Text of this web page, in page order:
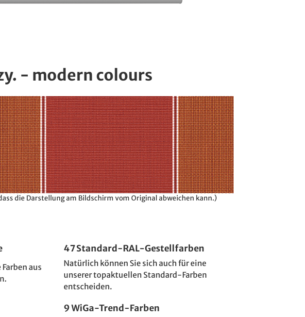
- modern colours
die Darstellung am Bildschirm vom Original abweichen kann.)
aus
47 Standard-RAL-Gestellfarben
Natürlich können Sie sich auch für eine
unserer topaktuellen Standard-Farben
entscheiden.
9 WiGa-Trend-Farben